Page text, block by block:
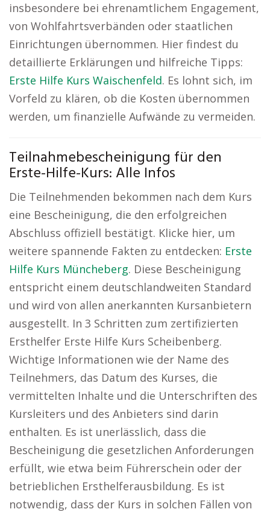
insbesondere bei ehrenamtlichem Engagement,
von Wohlfahrtsverbänden oder staatlichen
Einrichtungen übernommen. Hier findest du
detaillierte Erklärungen und hilfreiche Tipps:
Erste Hilfe Kurs Waischenfeld. Es lohnt sich, im
Vorfeld zu klären, ob die Kosten übernommen
werden, um finanzielle Aufwände zu vermeiden.
Teilnahmebescheinigung für den
Erste-Hilfe-Kurs: Alle Infos
Die Teilnehmenden bekommen nach dem Kurs
eine Bescheinigung, die den erfolgreichen
Abschluss offiziell bestätigt. Klicke hier, um
weitere spannende Fakten zu entdecken: Erste
Hilfe Kurs Müncheberg. Diese Bescheinigung
entspricht einem deutschlandweiten Standard
und wird von allen anerkannten Kursanbietern
ausgestellt. In 3 Schritten zum zertifizierten
Ersthelfer Erste Hilfe Kurs Scheibenberg.
Wichtige Informationen wie der Name des
Teilnehmers, das Datum des Kurses, die
vermittelten Inhalte und die Unterschriften des
Kursleiters und des Anbieters sind darin
enthalten. Es ist unerlässlich, dass die
Bescheinigung die gesetzlichen Anforderungen
erfüllt, wie etwa beim Führerschein oder der
betrieblichen Ersthelferausbildung. Es ist
notwendig, dass der Kurs in solchen Fällen von